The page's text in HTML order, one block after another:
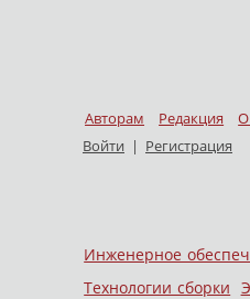
Авторам Редакция О
Войти | Регистрация
Меню
Skip to content
Инженерное
Технологии сборки